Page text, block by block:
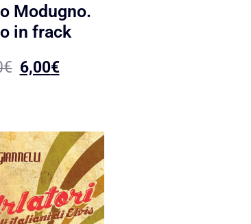
Modugno.
in frack
€ 6,00€